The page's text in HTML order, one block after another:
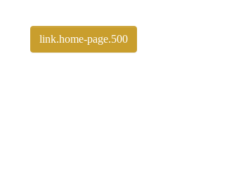
500.link.home-page